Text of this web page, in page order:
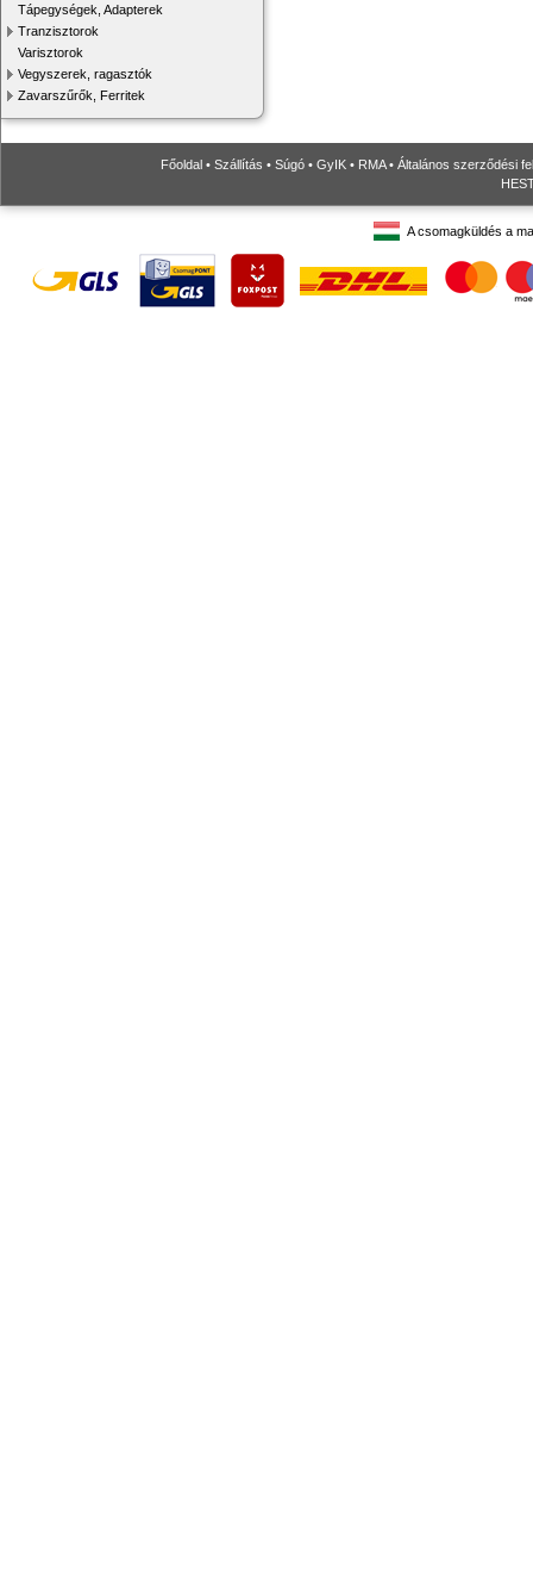
Tápegységek, Adapterek
Tranzisztorok
Varisztorok
Vegyszerek, ragasztók
Zavarszűrők, Ferritek
Főoldal • Szállítás • Súgó • GyIK • RMA• Általános szerződési
A csomagküldés a